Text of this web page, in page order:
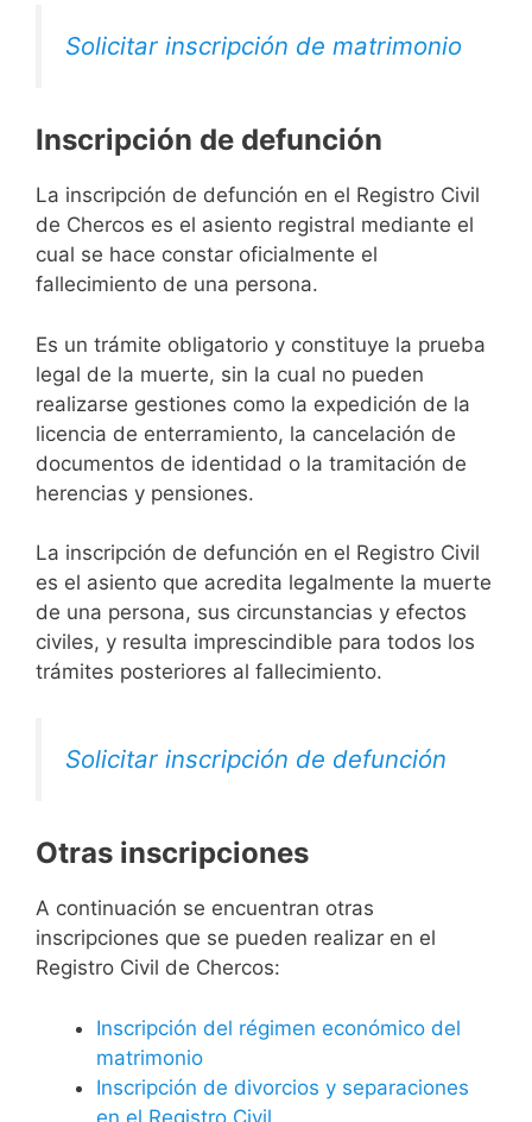
Solicitar inscripción de matrimonio
Inscripción de defunción
La inscripción de defunción en el Registro Civil
de Chercos es el asiento registral mediante el
cual se hace constar oficialmente el
fallecimiento de una persona.
Es un trámite obligatorio y constituye la prueba
legal de la muerte, sin la cual no pueden
realizarse gestiones como la expedición de la
licencia de enterramiento, la cancelación de
documentos de identidad o la tramitación de
herencias y pensiones.
La inscripción de defunción en el Registro Civil
es el asiento que acredita legalmente la muerte
de una persona, sus circunstancias y efectos
civiles, y resulta imprescindible para todos los
trámites posteriores al fallecimiento.
Solicitar inscripción de defunción
Otras inscripciones
A continuación se encuentran otras
inscripciones que se pueden realizar en el
Registro Civil de Chercos:
Inscripción del régimen económico del
matrimonio
Inscripción de divorcios y separaciones
en el Registro Civil